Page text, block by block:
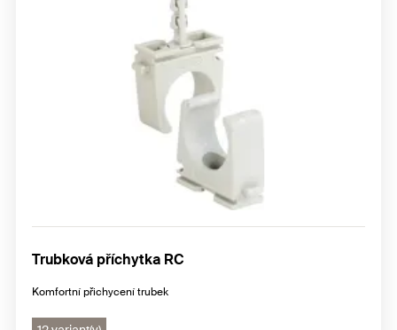
Trubková příchytka RC
Komfortní přichycení trubek